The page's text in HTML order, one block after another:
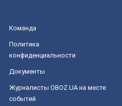
Команда
Политика
конфиденциальности
Документы
Журналисты OBOZ.UA на месте
событий